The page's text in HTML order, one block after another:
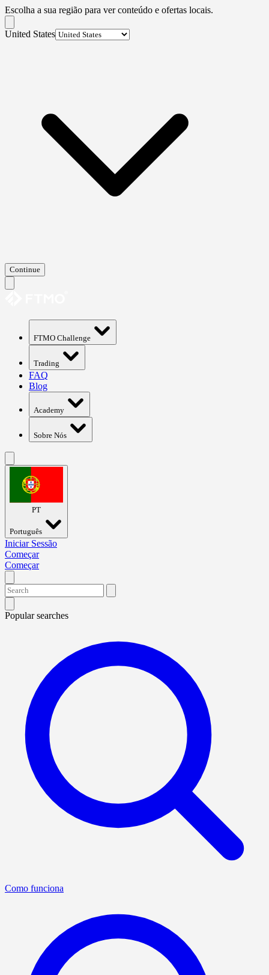
Escolha a sua região para ver conteúdo e ofertas locais.
United States
Continue
FTMO Challenge
Trading
FAQ
Blog
Academy
Sobre Nós
PT
Português
Iniciar Sessão
Começar
Começar
Popular searches
Como funciona